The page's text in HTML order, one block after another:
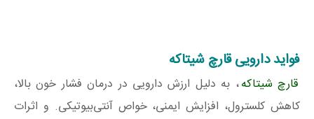
فواید دارویی قارچ شیتاکه
قارچ شیتاکه، به دلیل ارزش دارویی در درمان فشار خون بالا،
کاهش کلسترول، افزایش ایمنی، خواص آنتی‌بیوتیکی. و اثرات